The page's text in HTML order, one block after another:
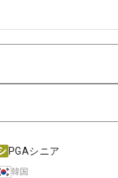
PGAシニア
韓国